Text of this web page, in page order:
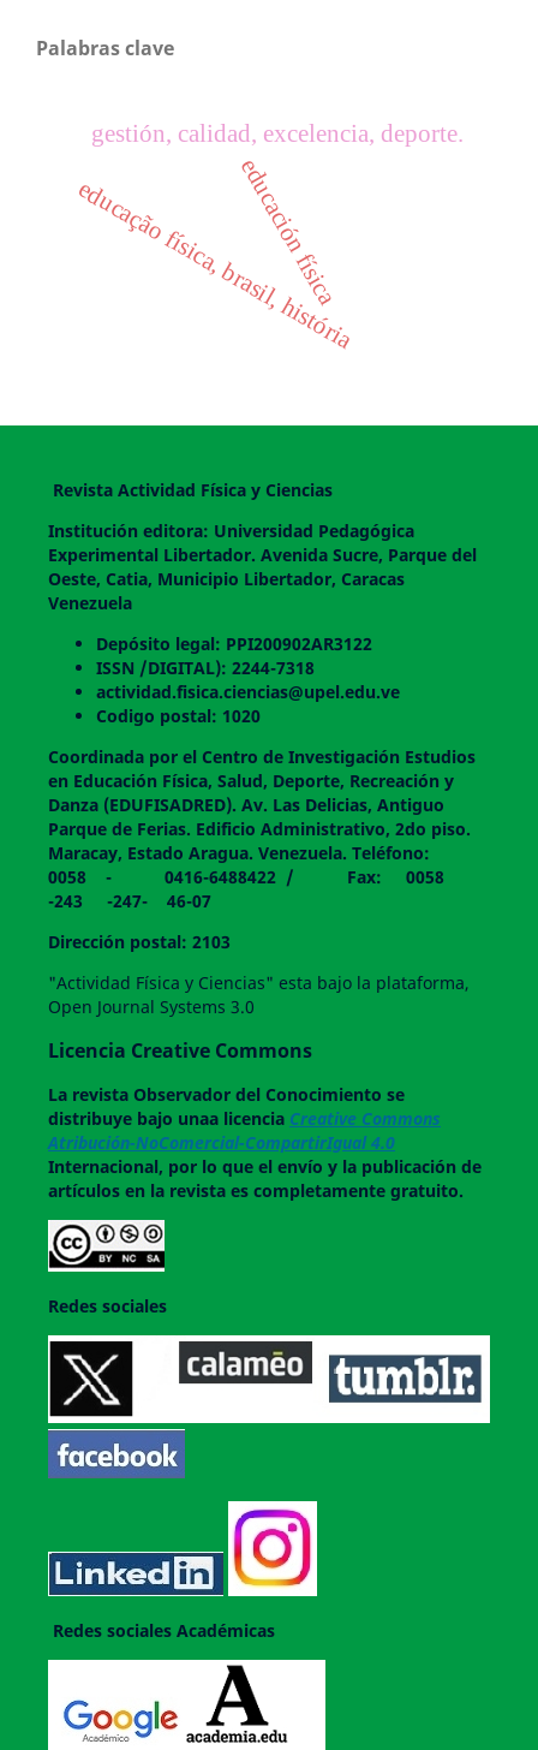
Palabras clave
educación física
educação física, brasil, história
gestión, calidad, excelencia, deporte.
Revista Actividad Física y Ciencias
Institución editora: Universidad Pedagógica
Experimental Libertador. Avenida Sucre, Parque del
Oeste, Catia, Municipio Libertador, Caracas
Venezuela
Depósito legal: PPI200902AR3122
ISSN /DIGITAL): 2244-7318
actividad.fisica.ciencias@upel.edu.ve
Codigo postal: 1020
Coordinada por el Centro de Investigación Estudios
en Educación Física, Salud, Deporte, Recreación y
Danza (EDUFISADRED). Av. Las Delicias, Antiguo
Parque de Ferias. Edificio Administrativo, 2do piso.
Maracay, Estado Aragua. Venezuela. Teléfono:
0058 - 0416-6488422 / Fax: 0058
-243 -247- 46-07
Dirección postal: 2103
"Actividad Física y Ciencias" esta bajo la plataforma,
Open Journal Systems 3.0
Licencia Creative Commons
La revistaObservador del Conocimiento se
distribuye bajo unaa licencia Creative Commons
Atribución-NoComercial-CompartirIgual 4.0
Internacional, por lo que el envío y la publicación de
artículos en la revista es completamente gratuito.
Redes sociales
Redes sociales Académicas